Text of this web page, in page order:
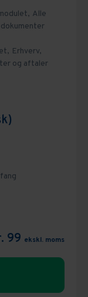
Alle
Erhverv,
og aftaler
99 ekskl. moms